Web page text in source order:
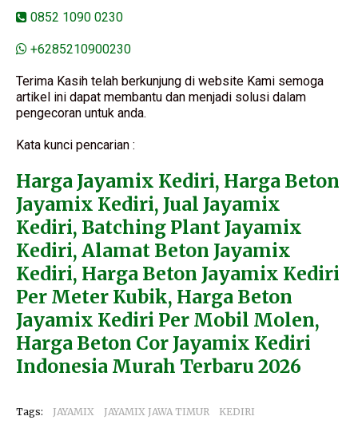
0852 1090 0230
+6285210900230
Terima Kasih telah berkunjung di website Kami semoga
artikel ini dapat membantu dan menjadi solusi dalam
pengecoran untuk anda.
Kata kunci pencarian :
Harga Jayamix Kediri, Harga Beton
Jayamix Kediri, Jual Jayamix
Kediri, Batching Plant Jayamix
Kediri, Alamat Beton Jayamix
Kediri, Harga Beton Jayamix Kediri
Per Meter Kubik, Harga Beton
Jayamix Kediri Per Mobil Molen,
Harga Beton Cor Jayamix Kediri
Indonesia Murah Terbaru 2026
Tags: JAYAMIX JAYAMIX JAWA TIMUR KEDIRI